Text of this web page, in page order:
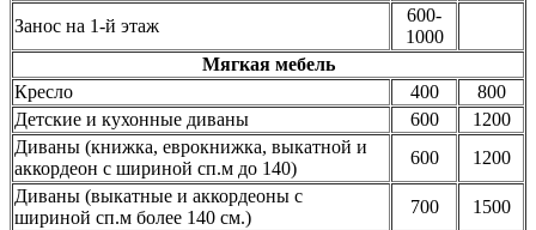
Занос на 1-й этаж
600-
1000
Мягкая мебель
Кресло
400
800
Детские и кухонные диваны
600
1200
Диваны (книжка, еврокнижка, выкатной и
аккордеон с шириной сп.м до 140)
600
1200
Диваны (выкатные и аккордеоны с
шириной сп.м более 140 см.)
700
1500